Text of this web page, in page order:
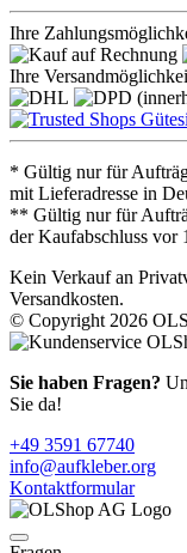
Ihre
Ihre
* Gültig nur für
mit Lieferadresse in
** Gültig nur für
der Kaufabschluss vor
Kein Verkauf an
Versandkosten.
© Copyright 2026
Sie haben Fragen?
Sie da!
+49 3591 67740
info@aufkleber.org
Kontaktformular